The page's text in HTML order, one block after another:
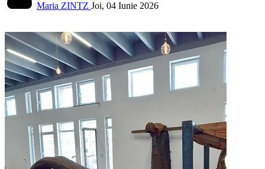
Maria ZINTZ Joi, 04 Iunie 2026